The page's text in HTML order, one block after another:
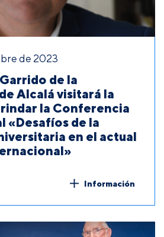
de 2023
de la
Alcalá visitará la
la Conferencia
«Desafíos de la
en el actual
Información